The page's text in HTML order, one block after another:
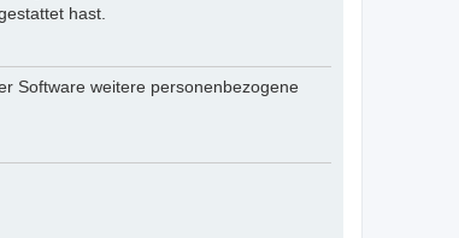
hast.
Software weitere personenbezogene